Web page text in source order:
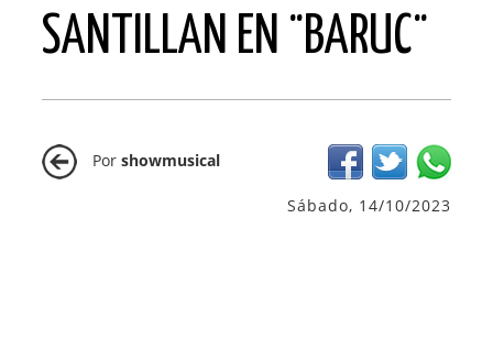
SANTILLAN EN ¨BARUC¨
Porshowmusical
Sábado, 14/10/2023